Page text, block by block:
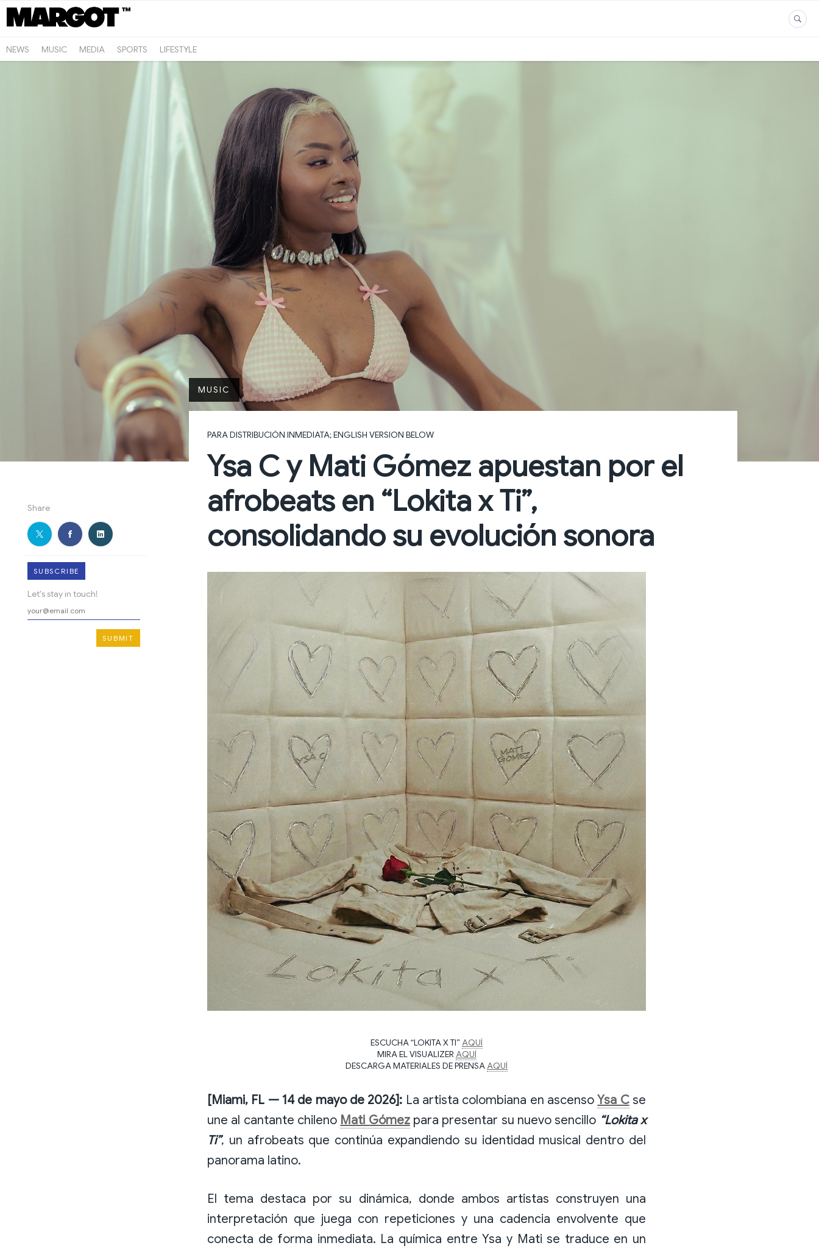
NEWS MUSIC MEDIA SPORTS LIFESTYLE
Share
SUBSCRIBE
Let's stay in touch!
MUSIC
PARA DISTRIBUCIÓN INMEDIATA; ENGLISH VERSION BELOW
Ysa C y Mati Gómez apuestan por el
afrobeats en “Lokita x Ti”,
consolidando su evolución sonora
ESCUCHA “LOKITA X TI” AQUÍ
MIRA EL VISUALIZER AQUÍ
DESCARGA MATERIALES DE PRENSA AQUÍ
[Miami, FL — 14 de mayo de 2026]: La artista colombiana en ascensoYsa Cse
une al cantante chileno Mati Gómezpara presentar su nuevo sencillo “Lokita x
Ti”, un afrobeats que continúa expandiendo su identidad musical dentro del
panorama latino.
El tema destaca por su dinámica, donde ambos artistas construyen una
interpretación que juega con repeticiones y una cadencia envolvente que
conecta de forma inmediata. La química entre Ysa y Mati se traduce en un